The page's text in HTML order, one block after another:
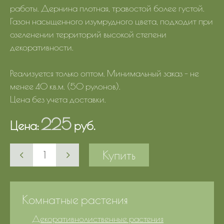
работы. Дернина плотная, травостой более густой.
Газон насыщенного изумрудного цвета, подходит при
озеленении территорий высокой степени
декоративности.
Реализуется только оптом. Минимальный заказ - не
менее 40 кв.м. (50 рулонов).
Цена без учета доставки.
Цена:225 руб.
Купить
Комнатные растения
Декоративнолиственные растения